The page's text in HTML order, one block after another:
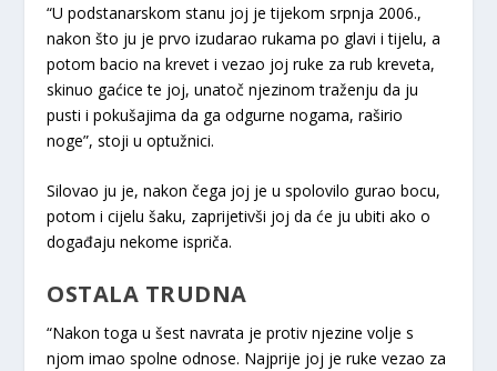
“U podstanarskom stanu joj je tijekom srpnja 2006.,
nakon što ju je prvo izudarao rukama po glavi i tijelu, a
potom bacio na krevet i vezao joj ruke za rub kreveta,
skinuo gaćice te joj, unatoč njezinom traženju da ju
pusti i pokušajima da ga odgurne nogama, raširio
noge”, stoji u optužnici.
Silovao ju je, nakon čega joj je u spolovilo gurao bocu,
potom i cijelu šaku, zaprijetivši joj da će ju ubiti ako o
događaju nekome ispriča.
OSTALA TRUDNA
“Nakon toga u šest navrata je protiv njezine volje s
njom imao spolne odnose. Najprije joj je ruke vezao za